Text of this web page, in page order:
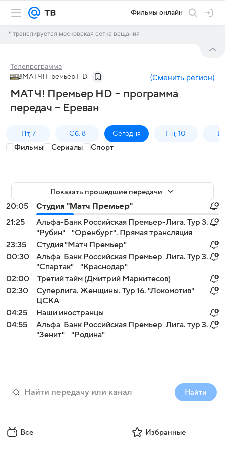
Фильмы онлайн
* транслируется московская сетка вещания
Телепрограмма
МАТЧ! Премьер HD (Сменить регион)
МАТЧ! Премьер HD – программа
передач – Ереван
Пт, 7 Сб, 8 Сегодня Пн, 10
Фильмы Сериалы Спорт
Показать прошедшие передачи
20:05
Студия "Матч Премьер"
21:25
Альфа-Банк Российская Премьер-Лига. Тур 3.
"Рубин" - "Оренбург". Прямая трансляция
23:35
Студия "Матч Премьер"
00:30
Альфа-Банк Российская Премьер-Лига. Тур 3.
"Спартак" - "Краснодар"
02:00
Третий тайм (Дмитрий Маркитесов)
02:30
Суперлига. Женщины. Тур 16. "Локомотив" -
ЦСКА
04:25
Наши иностранцы
04:55
Альфа-Банк Российская Премьер-Лига. тур 3.
"Зенит" - "Родина"
Найти
Все Избранные